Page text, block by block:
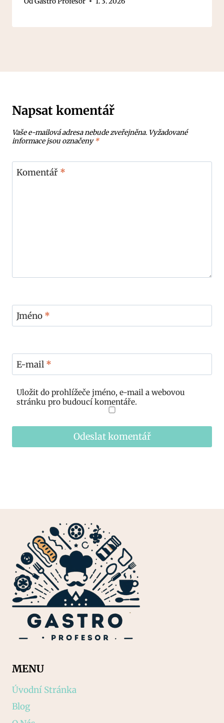
Napsat komentář
Vaše e-mailová adresa nebude zveřejněna. Vyžadované
informace jsou označeny*
Komentář *
Jméno *
E-mail *
Uložit do prohlížeče jméno, e-mail a webovou
stránku pro budoucí komentáře.
MENU
Úvodní Stránka
Blog